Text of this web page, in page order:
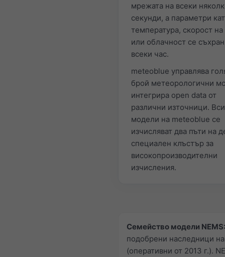
мрежата на всеки
секунди, а параметри
температура, скорост на
или облачност се
всеки час.
meteoblue управлява
брой метеорологични
интегрира open data от
различни източници.
модели на meteoblue се
изчисляват два пъти на
специален клъстър за
високопроизводителни
изчисления.
Семейство модели NEMS:
подобрени наследници
(оперативни от 2013 г.).